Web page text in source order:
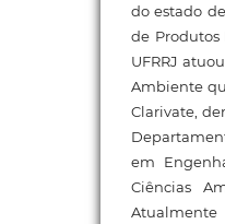
do estado
de Produtos
UFRRJ
Ambiente
Clarivate,
em
Ciências
Atualmente